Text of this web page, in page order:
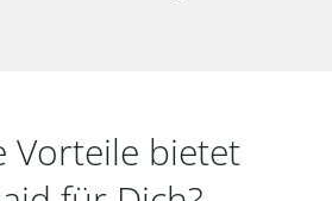
Vorteile bietet